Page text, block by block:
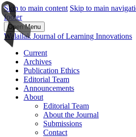
Skip to main content Skip to main
footer
Open Menu
Walailak Journal of Learning Innovations
Current
Archives
Publication Ethics
Editorial Team
Announcements
About
Editorial Team
About the Journal
Submissions
Contact